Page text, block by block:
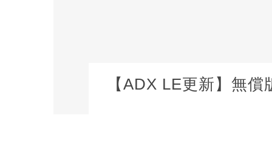
【ADX LE更新】無